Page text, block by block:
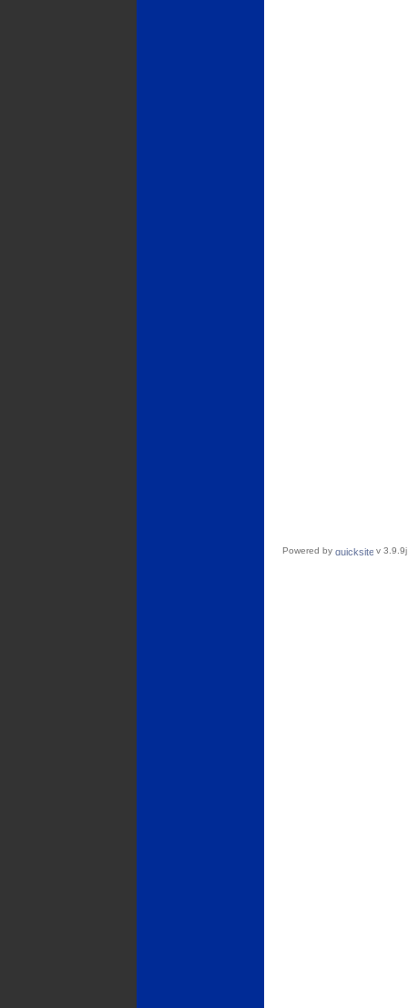
Powered by v